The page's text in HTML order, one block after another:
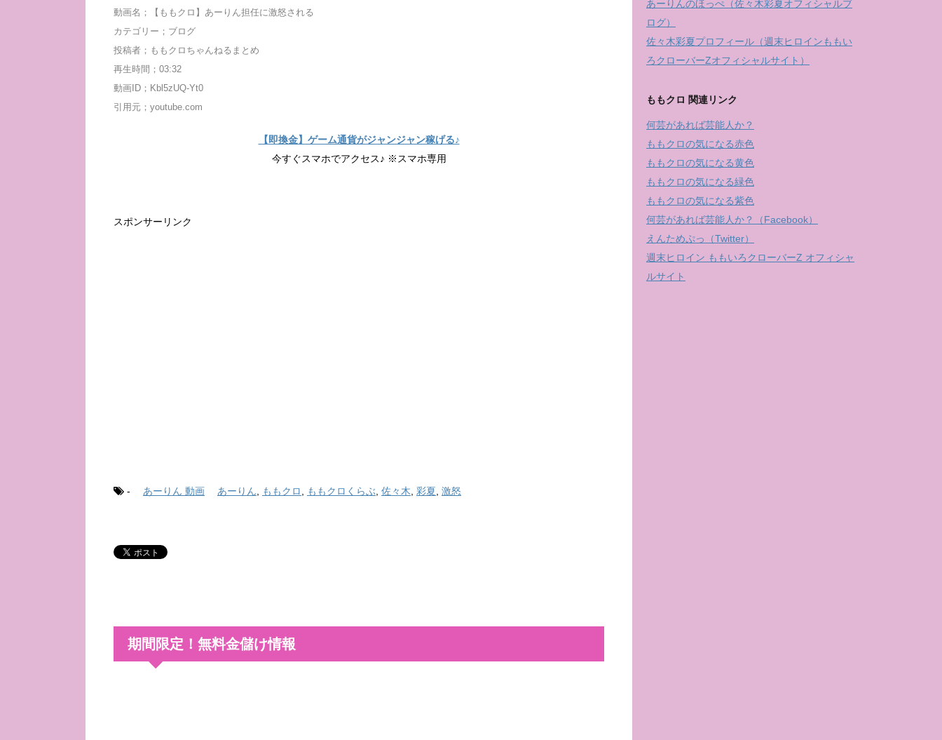
動画名；【ももクロ】あーりん担任に激怒される
カテゴリー；ブログ
投稿者；ももクロちゃんねるまとめ
再生時間；03:32
動画ID；Kbl5zUQ-Yt0
引用元；youtube.com
【即換金】ゲーム通貨がジャンジャン稼げる♪
今すぐスマホでアクセス♪ ※スマホ専用
スポンサーリンク
- あーりん 動画 あーりん ももクロ ももクロくらぶ 佐々木 彩夏 激怒
期間限定！無料金儲け情報
あーりんのほっぺ（佐々木彩夏オフィシャルブ
ログ）
佐々木彩夏プロフィール（週末ヒロインももい
ろクローバーZオフィシャルサイト）
ももクロ 関連リンク
何芸があれば芸能人か？
ももクロの気になる赤色
ももクロの気になる黄色
ももクロの気になる緑色
ももクロの気になる紫色
何芸があれば芸能人か？（Facebook）
えんためぷっ（Twitter）
週末ヒロイン ももいろクローバーZ オフィシャ
ルサイト